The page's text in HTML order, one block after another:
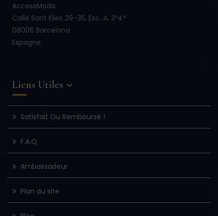
AccessModa
Calle Sant Elies 29–35, Esc. A, 3º4ª
08006 Barcelona
Espagne
Liens Utiles 
Satisfait Ou Remboursé !
F.A.Q
Ambassadeur
Plan du site